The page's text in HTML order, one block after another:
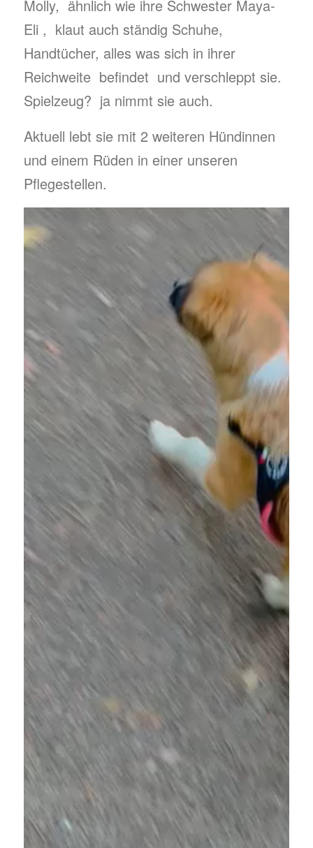
Molly, ähnlich wie ihre Schwester Maya-
Eli , klaut auch ständig Schuhe,
Handtücher, alles was sich in ihrer
Reichweite befindet und verschleppt sie.
Spielzeug? ja nimmt sie auch.
Aktuell lebt sie mit 2 weiteren Hündinnen
und einem Rüden in einer unseren
Pflegestellen.